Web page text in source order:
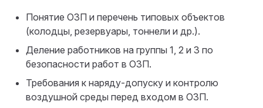
Понятие ОЗП и перечень типовых объектов
(колодцы, резервуары, тоннели и др.).
Деление работников на группы 1, 2 и 3 по
безопасности работ в ОЗП.
Требования к наряду-допуску и контролю
воздушной среды перед входом в ОЗП.